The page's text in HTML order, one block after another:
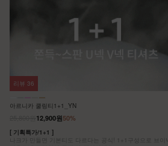
아르니카 쿨링티1+1_YN
50%
12,900원
[ 기획특가/1+1 ]
나크가 만들면 기본티도 다르다는 공식! 1+1구성으로 브이넥
리뷰 36